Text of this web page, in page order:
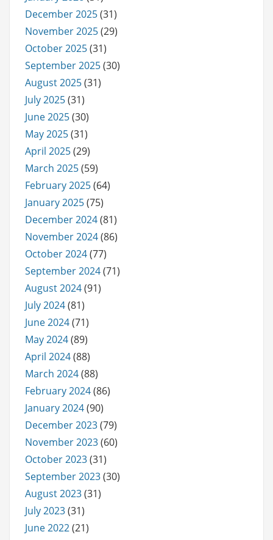
December 2025(31)
November 2025(29)
October 2025(31)
September 2025(30)
August 2025(31)
July 2025(31)
June 2025(30)
May 2025(31)
April 2025(29)
March 2025(59)
February 2025(64)
January 2025(75)
December 2024(81)
November 2024(86)
October 2024(77)
September 2024(71)
August 2024(91)
July 2024(81)
June 2024(71)
May 2024(89)
April 2024(88)
March 2024(88)
February 2024(86)
January 2024(90)
December 2023(79)
November 2023(60)
October 2023(31)
September 2023(30)
August 2023(31)
July 2023(31)
June 2022(21)